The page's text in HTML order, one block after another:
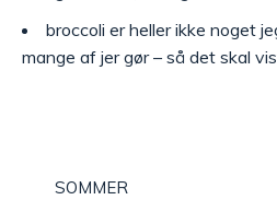
broccoli er heller ikke noget
mange af jer gør – så det skal
SOMMER